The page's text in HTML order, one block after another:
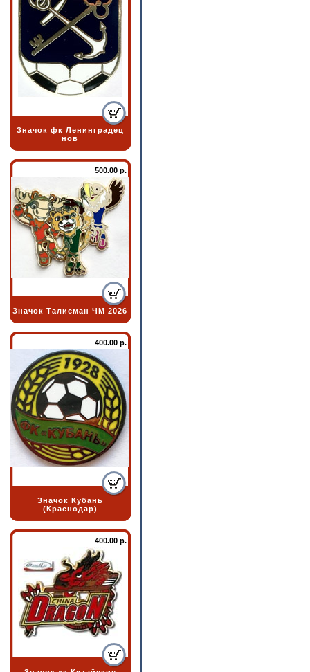
Значок фк Ленинградец
нов
500.00 р.
Значок Талисман ЧМ 2026
400.00 р.
Значок Кубань
(Краснодар)
400.00 р.